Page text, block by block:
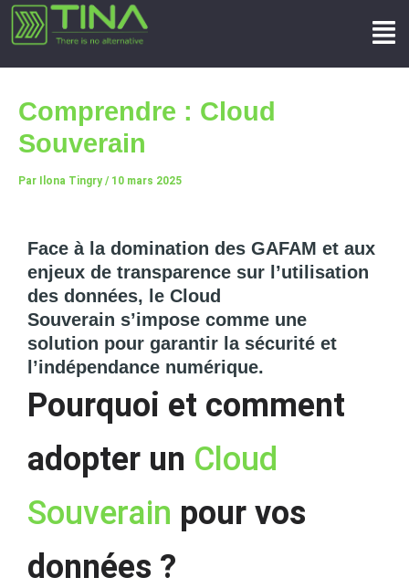
Aller
au
Comprendre : Cloud
Souverain
Par Ilona Tingry / 10 mars 2025
Face à la domination des GAFAM et aux
enjeux de transparence sur l’utilisation
des données, le Cloud
Souverain s’impose comme une
solution pour garantir la sécurité et
l’indépendance numérique.
Pourquoi et comment
adopter un Cloud
Souverain pour vos
données ?
Navigation
des